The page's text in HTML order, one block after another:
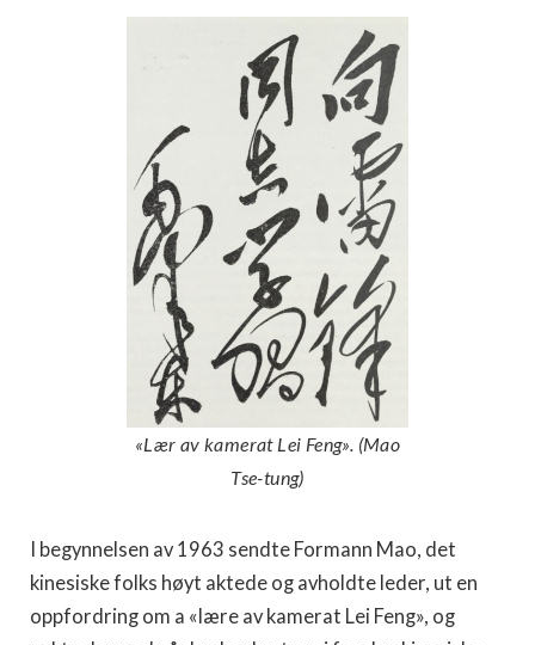
«Lær av kamerat Lei Feng». (Mao
Tse-tung)
I begynnelsen av 1963 sendte Formann Mao, det
kinesiske folks høyt aktede og avholdte leder, ut en
oppfordring om a «lære av kamerat Lei Feng», og